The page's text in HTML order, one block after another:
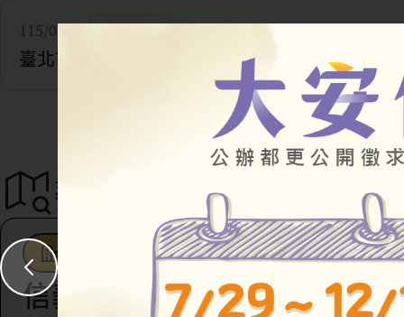
115/07/28 一般公告
臺北市住宅及都市更新中心 官網改版及網址更
導覽地圖
駐地工作站 社會住宅
信義區